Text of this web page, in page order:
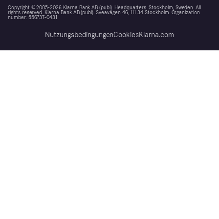
Copyright © 2005-2026 Klarna Bank AB (publ). Headquarters: Stockholm, Sweden. All
rights reserved. Klarna Bank AB (publ). Sveavägen 46, 111 34 Stockholm. Organization
number: 556737-0431
NutzungsbedingungenCookiesKlarna.com